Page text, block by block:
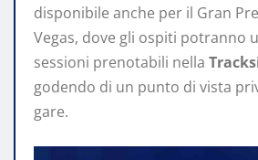
disponibile anche per il Gran
Vegas, dove gli ospiti potranno
sessioni prenotabili nella
godendo di un punto di vista
gare.